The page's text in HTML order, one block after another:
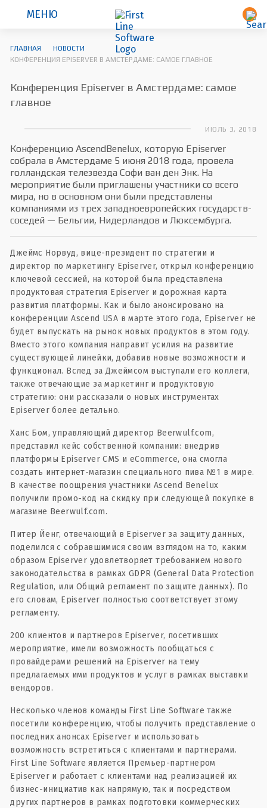
МЕНЮ
ГЛАВНАЯ
НОВОСТИ
КОНФЕРЕНЦИЯ EPISERVER В АМСТЕРДАМЕ: САМОЕ ГЛАВНОЕ
Конференция Episerver в Амстердаме: самое
главное
ИЮЛЬ 3, 2018
Конференцию AscendBenelux, которую Episerver
собрала в Амстердаме 5 июня 2018 года, провела
голландская телезвезда Софи ван ден Энк. На
мероприятие были приглашены участники со всего
мира, но в основном они были представлены
компаниями из трех западноевропейских государств-
соседей — Бельгии, Нидерландов и Люксембурга.
Джеймс Норвуд, вице-президент по стратегии и
директор по маркетингу Episerver, открыл конференцию
ключевой сессией, на которой была представлена
продуктовая стратегия Episerver и дорожная карта
развития платформы. Как и было анонсировано на
конференции Ascend USA в марте этого года, Episerver не
будет выпускать на рынок новых продуктов в этом году.
Вместо этого компания направит усилия на развитие
существующей линейки, добавив новые возможности и
функционал. Вслед за Джеймсом выступали его коллеги,
также отвечающие за маркетинг и продуктовую
стратегию: они рассказали о новых инструментах
Episerver более детально.
Ханс Бом, управляющий директор Beerwulf.com,
представил кейс собственной компании: внедрив
платформы Episerver CMS и eCommerce, она смогла
создать интернет-магазин специального пива №1 в мире.
В качестве поощрения участники Ascend Benelux
получили промо-код на скидку при следующей покупке в
магазине Beerwulf.com.
Питер Йенг, отвечающий в Episerver за защиту данных,
поделился с собравшимися своим взглядом на то, каким
образом Episerver удовлетворяет требованием нового
законодательства в рамках GDPR (General Data Protection
Regulation, или Общий регламент по защите данных). По
его словам, Episerver полностью соответствует этому
регламенту.
200 клиентов и партнеров Episerver, посетивших
мероприятие, имели возможность пообщаться с
провайдерами решений на Episerver на тему
предлагаемых ими продуктов и услуг в рамках выставки
вендоров.
Несколько членов команды First Line Software также
посетили конференцию, чтобы получить представление о
последних анонсах Episerver и использовать
возможность встретиться с клиентами и партнерами.
First Line Software является Премьер-партнером
Episerver и работает с клиентами над реализацией их
бизнес-инициатив как напрямую, так и посредством
других партнеров в рамках подготовки коммерческих